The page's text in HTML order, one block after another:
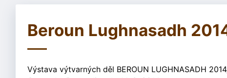
Beroun Lughnasadh
Výstava výtvarných děl BEROUN LUGHNASADH